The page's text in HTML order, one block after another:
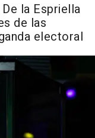
la Espriella
de las
electoral